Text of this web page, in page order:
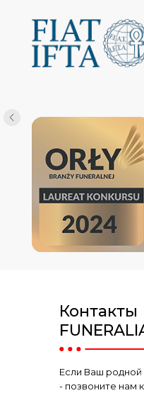
Контакты
Если Ваш
- позвоните нам